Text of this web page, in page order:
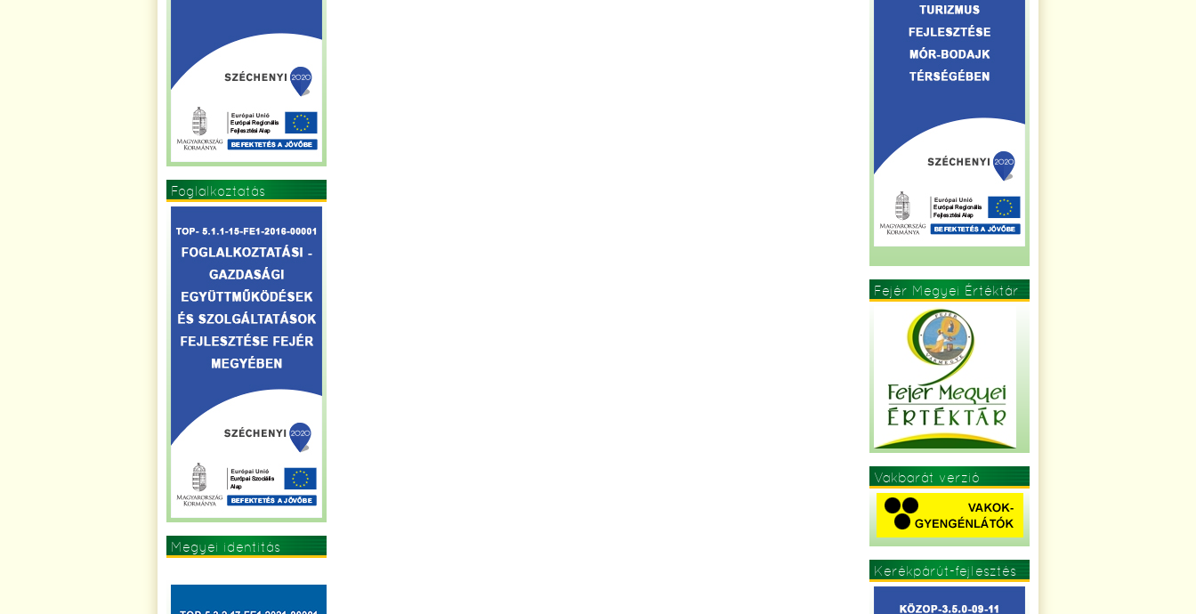
Foglalkoztatás
Megyei identitás
Fejér Megyei Értéktár
Vakbarát verzió
Kerékpárút-fejlesztés